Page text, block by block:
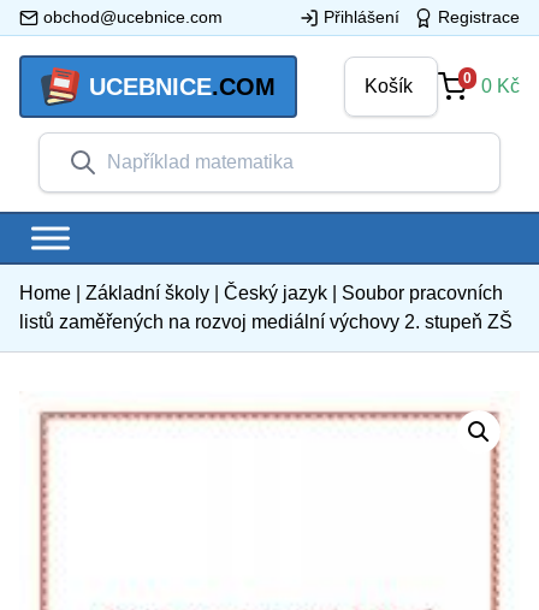
obchod@ucebnice.com Přihlášení Registrace
UCEBNICE.COM Košík 0 0 Kč
Home Základní školy Český jazyk
Soubor pracovních
listů zaměřených na rozvoj mediální výchovy 2. stupeň ZŠ